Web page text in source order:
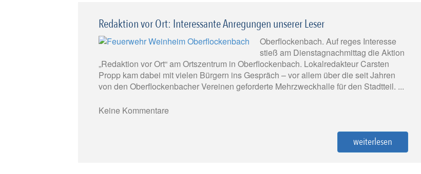
Redaktion vor Ort: Interessante Anregungen unserer Leser
Oberflockenbach. Auf reges Interesse
stieß am Dienstagnachmittag die Aktion
„Redaktion vor Ort“ am Ortszentrum in Oberflockenbach. Lokalredakteur Carsten
Propp kam dabei mit vielen Bürgern ins Gespräch – vor allem über die seit Jahren
von den Oberflockenbacher Vereinen geforderte Mehrzweckhalle für den Stadtteil. ...
Keine Kommentare
weiterlesen